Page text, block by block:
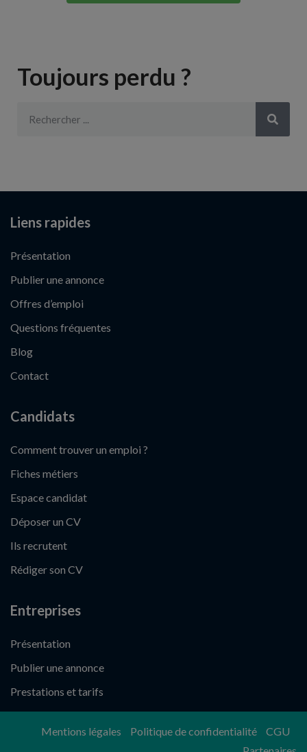
Toujours perdu ?
Liens rapides
Présentation
Publier une annonce
Offres d’emploi
Questions fréquentes
Blog
Contact
Candidats
Comment trouver un emploi ?
Fiches métiers
Espace candidat
Déposer un CV
Ils recrutent
Rédiger son CV
Entreprises
Présentation
Publier une annonce
Prestations et tarifs
Mentions légales Politique de confidentialité
CGU